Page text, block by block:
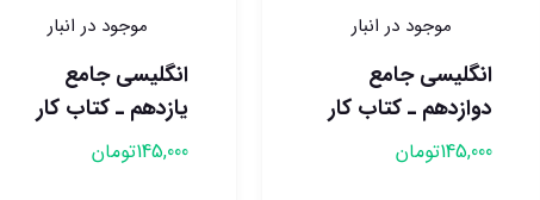
موجود در انبار
انگلیسی جامع
دوازدهم ـ کتاب کار
145,000تومان
موجود در انبار
انگلیسی جامع
یازدهم ـ کتاب کار
145,000تومان